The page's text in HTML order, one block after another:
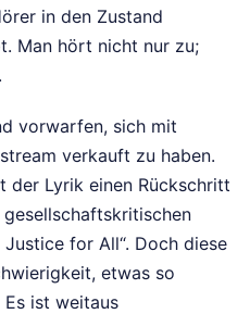
in den Zustand
Man hört nicht nur zu;
vorwarfen, sich mit
verkauft zu haben.
der Lyrik einen Rückschritt
for All“. Doch diese
etwas so
Es ist weitaus